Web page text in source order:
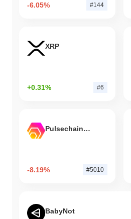
-6.05% #144
XRP
+0.31% #6
Pulsechain Bridged HEX (Pulsechain)
-8.19% #5010
BabyNot